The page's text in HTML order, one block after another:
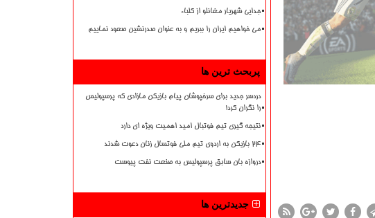
جدایی شهریار مغانلو از کلباء
می خواهیم ایران را ببریم و به عنوان صدرنشین صعود نماییم
پربحث ترین ها
دردسر جدید برای سرخپوشان پیام بازیکن مازادی که پرسپولیس
را نگران کرد!
نتیجه گیری تیم فوتبال امید اهمیت ویژه ای دارد
۲۴ بازیکن به اردوی تیم ملی فوتسال زنان دعوت شدند
دروازه بان سابق پرسپولیس به صنعت نفت پیوست
جدیدترین ها